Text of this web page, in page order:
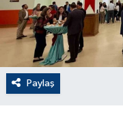
Paylaş
Dünya
EĞİTİM
EKONOMİ